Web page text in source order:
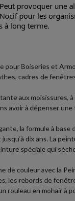
provoquer une
pour les
à long terme.
pour Boiseries et
cadres de
aux moisissures,
avoir à dépenser
la formule à
dix ans. La
spéciale qui
de couleur avec la
les rebords de
rouleau en mohair à